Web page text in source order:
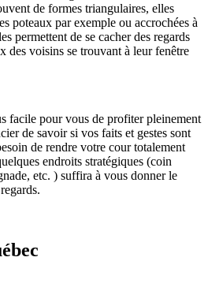
de formes triangulaires, elles
poteaux par exemple ou accrochées à
permettent de se cacher des regards
des voisins se trouvant à leur fenêtre
facile pour vous de profiter pleinement
de savoir si vos faits et gestes sont
de rendre votre cour totalement
endroits stratégiques (coin
etc. ) suffira à vous donner le